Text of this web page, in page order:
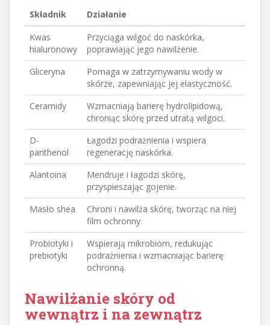
Składnik
Działanie
Kwas
hialuronowy
Przyciąga wilgoć do naskórka,
poprawiając jego nawilżenie.
Gliceryna
Pomaga w zatrzymywaniu wody w
skórze, zapewniając jej elastyczność.
Ceramidy
Wzmacniają barierę hydrolipidową,
chroniąc skórę przed utratą wilgoci.
D-
panthenol
Łagodzi podrażnienia i wspiera
regenerację naskórka.
Alantoina
Me­ndruje i łagodzi skórę,
przyspieszając gojenie.
Masło shea
Chroni i nawilża skórę, tworząc na niej
film ochronny.
Probiotyki i
prebiotyki
Wspierają mikrobiom, redukując
podrażnienia i wzmacniając barierę
ochronną.
Nawilżanie skóry od
wewnątrz i na zewnątrz